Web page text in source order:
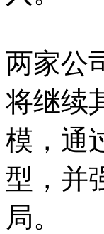
两家公
将继续
模，通
型，并
局。